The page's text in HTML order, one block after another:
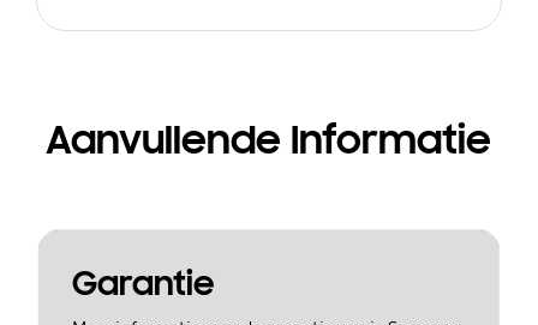
Aanvullende Informatie
Garantie